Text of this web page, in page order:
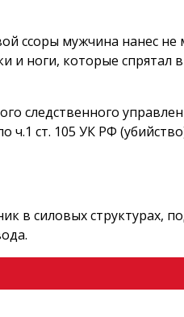
ссоры мужчина нанес
и ноги, которые спрятал
следственного
ч.1 ст. 105 УК РФ
в силовых структурах,